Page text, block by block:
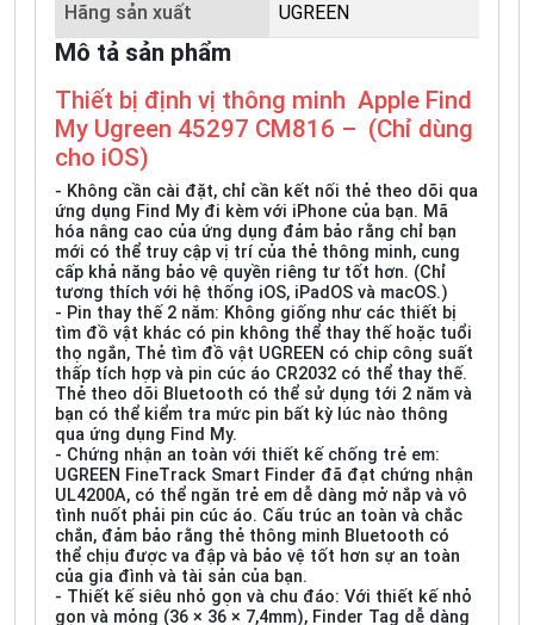
Hãng sản xuất UGREEN
Mô tả sản phẩm
Thiết bị định vị thông minh Apple Find
My Ugreen 45297 CM816 – (Chỉ dùng
cho iOS)
- Không cần cài đặt, chỉ cần kết nối thẻ theo dõi qua
ứng dụng Find My đi kèm với iPhone của bạn. Mã
hóa nâng cao của ứng dụng đảm bảo rằng chỉ bạn
mới có thể truy cập vị trí của thẻ thông minh, cung
cấp khả năng bảo vệ quyền riêng tư tốt hơn. (Chỉ
tương thích với hệ thống iOS, iPadOS và macOS.)
- Pin thay thế 2 năm: Không giống như các thiết bị
tìm đồ vật khác có pin không thể thay thế hoặc tuổi
thọ ngắn, Thẻ tìm đồ vật UGREEN có chip công suất
thấp tích hợp và pin cúc áo CR2032 có thể thay thế.
Thẻ theo dõi Bluetooth có thể sử dụng tới 2 năm và
bạn có thể kiểm tra mức pin bất kỳ lúc nào thông
qua ứng dụng Find My.
- Chứng nhận an toàn với thiết kế chống trẻ em:
UGREEN FineTrack Smart Finder đã đạt chứng nhận
UL4200A, có thể ngăn trẻ em dễ dàng mở nắp và vô
tình nuốt phải pin cúc áo. Cấu trúc an toàn và chắc
chắn, đảm bảo rằng thẻ thông minh Bluetooth có
thể chịu được va đập và bảo vệ tốt hơn sự an toàn
của gia đình và tài sản của bạn.
- Thiết kế siêu nhỏ gọn và chu đáo: Với thiết kế nhỏ
gọn và mỏng (36 × 36 × 7,4mm), Finder Tag dễ dàng